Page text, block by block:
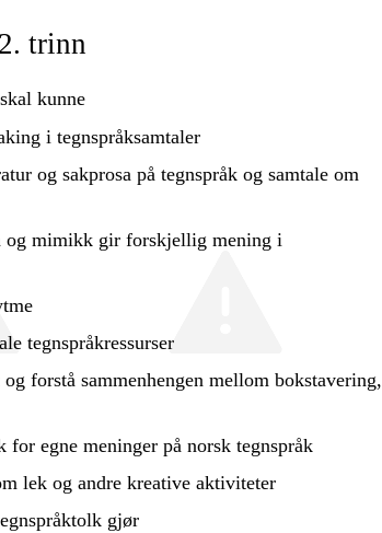
trinn
kunne
i tegnspråksamtaler
og sakprosa på tegnspråk og samtale om
og mimikk gir forskjellig mening i
tegnspråkressurser
forståsammenhengen mellom bokstavering,
egne meninger på norsk tegnspråk
lek og andre kreative aktiviteter
gjør